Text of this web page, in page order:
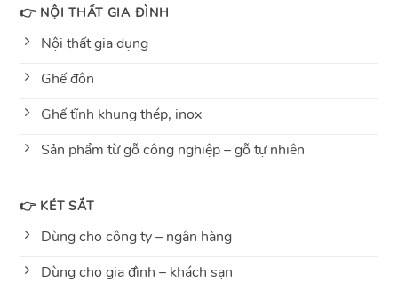
👉 NỘI THẤT GIA ĐÌNH
Nội thất gia dụng
Ghế đôn
Ghế tĩnh khung thép, inox
Sản phẩm từ gỗ công nghiệp – gỗ tự nhiên
👉 KÉT SẮT
Dùng cho công ty – ngân hàng
Dùng cho gia đình – khách sạn